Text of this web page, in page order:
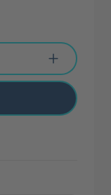
benutze die